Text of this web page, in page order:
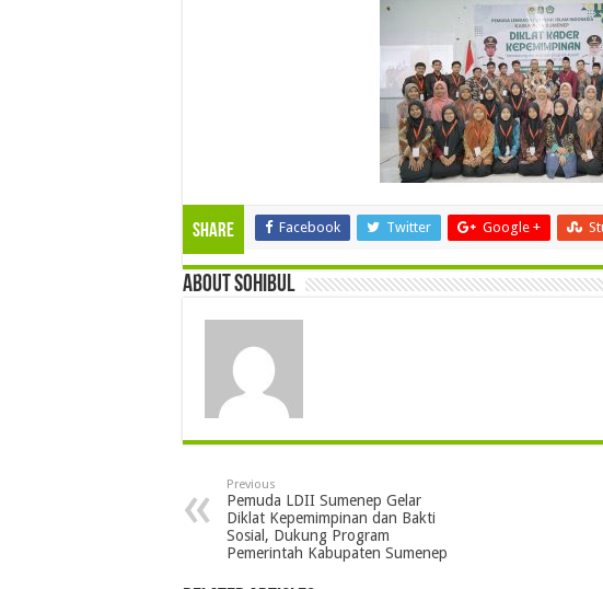
Share Facebook Twitter Google +
About sohibul
Previous
Pemuda LDII Sumenep Gelar
Diklat Kepemimpinan dan Bakti
Sosial, Dukung Program
Pemerintah Kabupaten Sumenep